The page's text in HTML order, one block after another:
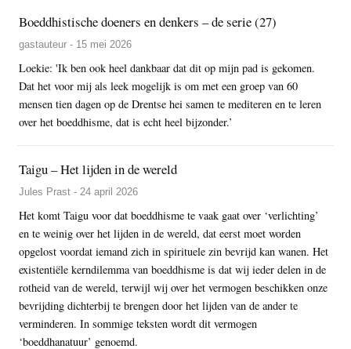
Boeddhistische doeners en denkers – de serie (27)
gastauteur - 15 mei 2026
Loekie: 'Ik ben ook heel dankbaar dat dit op mijn pad is gekomen.
Dat het voor mij als leek mogelijk is om met een groep van 60
mensen tien dagen op de Drentse hei samen te mediteren en te leren
over het boeddhisme, dat is echt heel bijzonder.’
Taigu – Het lijden in de wereld
Jules Prast - 24 april 2026
Het komt Taigu voor dat boeddhisme te vaak gaat over ‘verlichting’
en te weinig over het lijden in de wereld, dat eerst moet worden
opgelost voordat iemand zich in spirituele zin bevrijd kan wanen. Het
existentiële kerndilemma van boeddhisme is dat wij ieder delen in de
rotheid van de wereld, terwijl wij over het vermogen beschikken onze
bevrijding dichterbij te brengen door het lijden van de ander te
verminderen. In sommige teksten wordt dit vermogen
‘boeddhanatuur’ genoemd.